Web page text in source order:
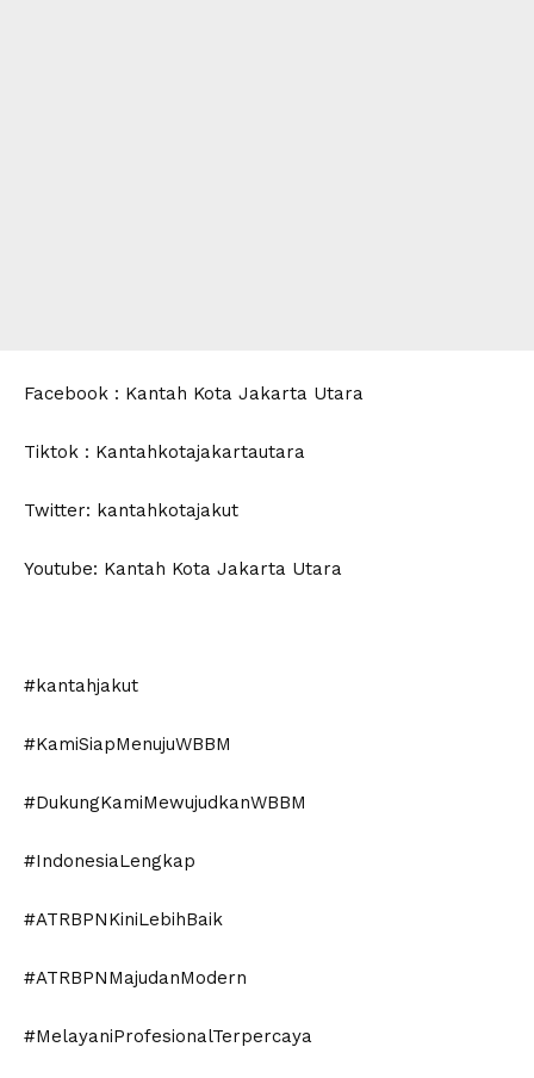
Facebook : Kantah Kota Jakarta Utara
Tiktok : Kantahkotajakartautara
Twitter: kantahkotajakut
Youtube: Kantah Kota Jakarta Utara
#kantahjakut
#KamiSiapMenujuWBBM
#DukungKamiMewujudkanWBBM
#IndonesiaLengkap
#ATRBPNKiniLebihBaik
#ATRBPNMajudanModern
#MelayaniProfesionalTerpercaya